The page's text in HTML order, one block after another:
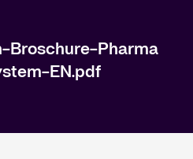
Broschure-Pharma
EN.pdf